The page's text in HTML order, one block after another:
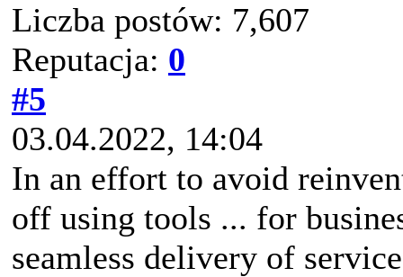
Liczba postów: 7,607
Reputacja: 0
#5
03.04.2022, 14:04
In an effort to avoid
off using tools ... for
seamless delivery of